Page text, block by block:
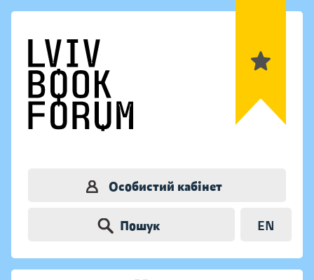
Особистий кабінет
Пошук EN